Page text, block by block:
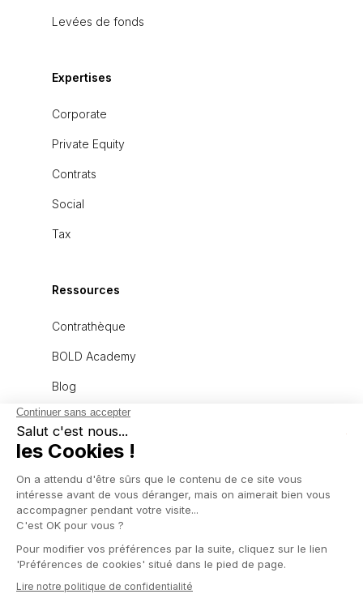
Levées de fonds
Expertises
Corporate
Private Equity
Contrats
Social
Tax
Ressources
Contrathèque
BOLD Academy
Blog
À propos
L'équipe
Recrutement